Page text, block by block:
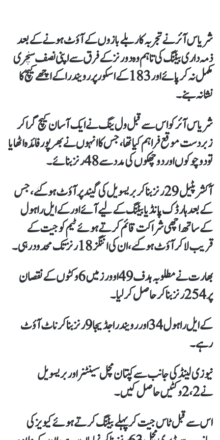
شریاس آئر نے تجربہ کار بلے بازوں کے آؤٹ ہونے کے بعد
ذمہ داری بیٹنگ کی تاہم وہ دو رنز کے فرق سے اپنی نصف سنچری
مکمل نہ کرپائے اور 183 کے اسکور پر رویندرا کے اچھے کیچ کا
نشانہ بنے۔
شریاس آئر کو اس سے قبل ول ینگ نے ایک آسان کیچ گرا کر
زبردست موقع فراہم کیا تھا، جس کا انہوں نے بھرپور فائدہ اٹھایا
تو دو چوکوں اور دو چھکوں کی مدد سے 48 رنز بنائے۔
آکشر پٹیل 29 رنز بنا کر بریسویل کی گیند پر آؤٹ ہوگئے، جس
کے بعد ہارڈک پانڈیا بیٹنگ کے لیے آئے اور کے ایل راہول
کے ساتھ اچھی شراکت قائم کرتے ہوئے ٹیم کو جیت کے
قریب لاکر آؤٹ ہوگئے، ان کی اننگز 18 رنز تک محدود رہی۔
بھارت نے مطلوبہ ہدف 49 اوورز میں 6 وکٹوں کے نقصان
پر 254 رنز بنا کر حاصل کرلیا۔
کے ایل راہول 34 اور رویندرا جڈیجا 9 رنز بنا کر ناٹ آؤٹ
رہے۔
نیوزی لینڈ کی جانب سے کپتان مچل سینٹنر اور بریسویل
نے 2،2 وکٹیں حاصل کیں۔
اس سے قبل ٹاس جیت کر پہلے بیٹنگ کرتے ہوئے کیویز کی